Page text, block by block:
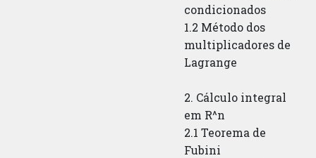
condicionados
1.2 Método dos
multiplicadores de
Lagrange
2. Cálculo integral
em R^n
2.1 Teorema de
Fubini